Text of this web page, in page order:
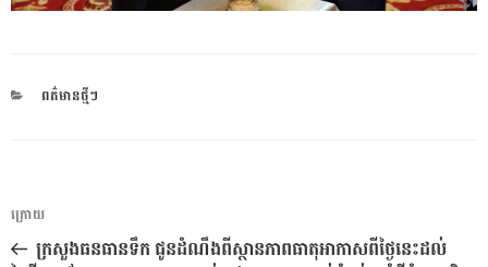
CATEGORIES
ពត៌មានថ្មីៗ
ការ​
នាំទិស​
អត្ថបទ
មុន
ក្រោយ
ក្រសួងធនធានទឹក ជូនដំណឹងពីស្ថានភាពធាតុអាកាសពីថ្ងៃនេះដល់